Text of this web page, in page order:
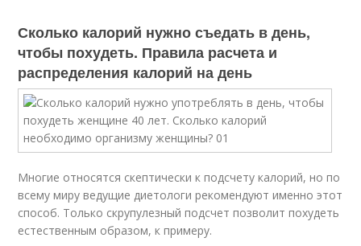
Сколько калорий нужно съедать в день,
чтобы похудеть. Правила расчета и
распределения калорий на день
Многие относятся скептически к подсчету калорий, но по
всему миру ведущие диетологи рекомендуют именно этот
способ. Только скрупулезный подсчет позволит похудеть
естественным образом, к примеру.